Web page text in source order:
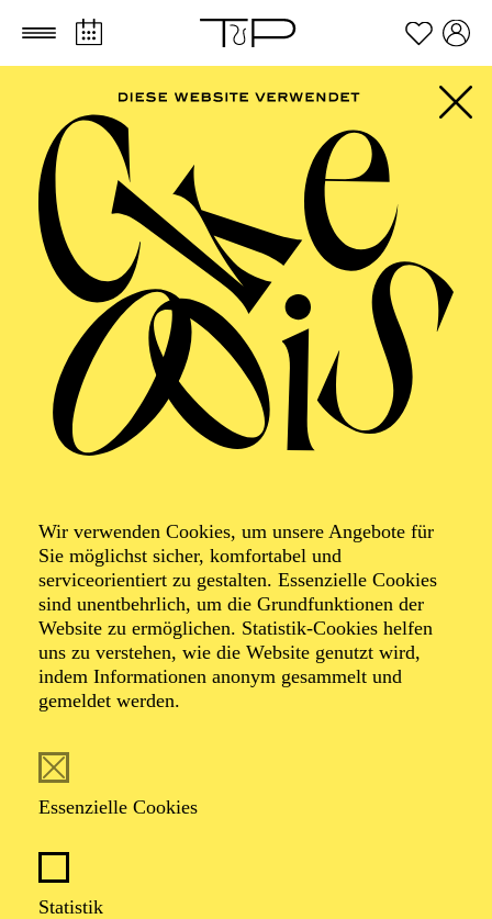
Zum Hauptinhalt springen Zum Footer springen
Wir verwenden Cookies, um unsere Angebote für
Sie möglichst sicher, komfortabel und
serviceorientiert zu gestalten. Essenzielle Cookies
sind unentbehrlich, um die Grundfunktionen der
Website zu ermöglichen. Statistik-Cookies helfen
uns zu verstehen, wie die Website genutzt wird,
indem Informationen anonym gesammelt und
gemeldet werden.
Essenzielle Cookies
Statistik
SCHAUSPIEL ESSEN
VR in der ADA
Die Wand (360°)
nach dem Roman von Marlen Haushofer
VR-Fassung von Thomas Krupa
TICKETS
SINNLICH SPÜRBARES ERLEBNIS.